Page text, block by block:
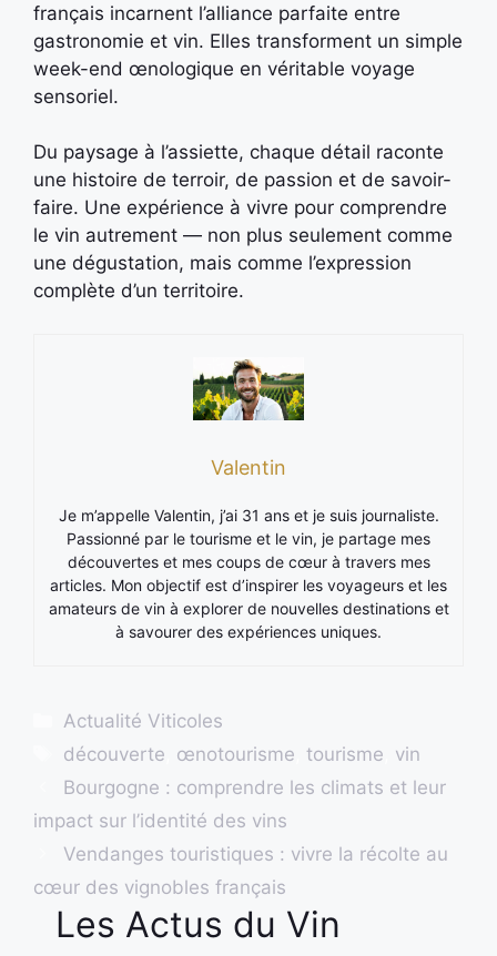
français incarnent l’alliance parfaite entre
gastronomie et vin. Elles transforment un simple
week-end œnologique en véritable voyage
sensoriel.
Du paysage à l’assiette, chaque détail raconte
une histoire de terroir, de passion et de savoir-
faire. Une expérience à vivre pour comprendre
le vin autrement — non plus seulement comme
une dégustation, mais comme l’expression
complète d’un territoire.
Valentin
Je m’appelle Valentin, j’ai 31 ans et je suis journaliste.
Passionné par le tourisme et le vin, je partage mes
découvertes et mes coups de cœur à travers mes
articles. Mon objectif est d’inspirer les voyageurs et les
amateurs de vin à explorer de nouvelles destinations et
à savourer des expériences uniques.
Catégories
Actualité Viticoles
Étiquettes
découverte œnotourisme ,tourisme vin
Bourgogne : comprendre les climats et leur
impact sur l’identité des vins
Vendanges touristiques : vivre la récolte au
cœur des vignobles français
Les Actus du Vin